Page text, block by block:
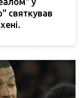
святкував